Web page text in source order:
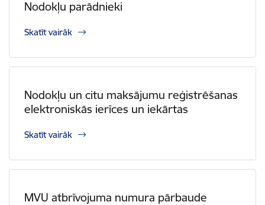
Nodokļu parādnieki
Skatīt vairāk
Nodokļu un citu maksājumu reģistrēšanas
elektroniskās ierīces un iekārtas
Skatīt vairāk
MVU atbrīvojuma numura pārbaude